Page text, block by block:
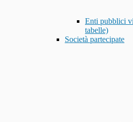
Enti pubblici
tabelle)
Società partecipate